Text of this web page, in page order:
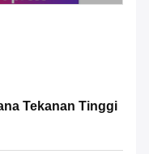
Tekanan Tinggi